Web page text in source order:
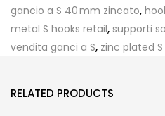
gancio a S 40 mm zincato,
metal S hooks retail, supporti
vendita ganci a S, zinc plated
RELATED PRODUCTS